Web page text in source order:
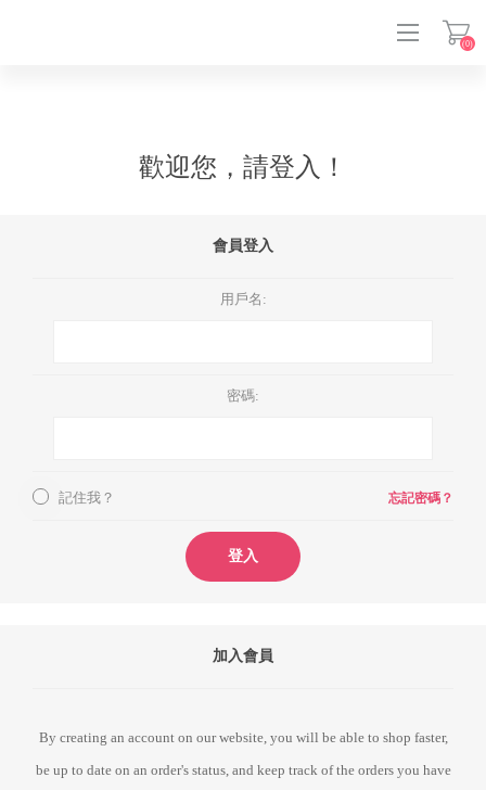
(0)
歡迎您，請登入！
會員登入
用戶名:
密碼:
記住我？ 忘記密碼？
登入
加入會員
By creating an account on our website, you will be able to shop faster,
be up to date on an order's status, and keep track of the orders you have